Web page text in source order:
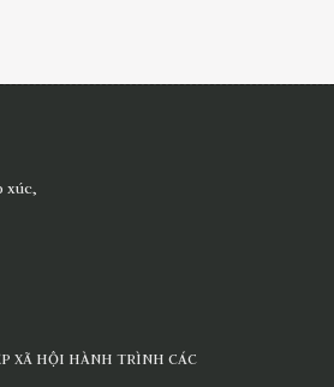
xúc,
XÃ HỘI HÀNH TRÌNH CÁC